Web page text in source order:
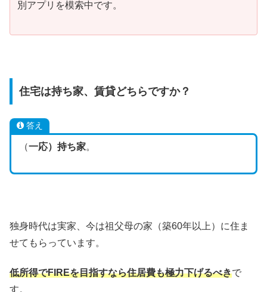
別アプリを模索中です。
住宅は持ち家、賃貸どちらですか？
答え
（一応）持ち家。
独身時代は実家、今は祖父母の家（築60年以上）に住ま
せてもらっています。
低所得でFIREを目指すなら住居費も極力下げるべきで
す。